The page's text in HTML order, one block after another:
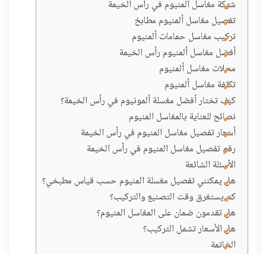
شركة مغاسل ألمنيوم في رأس الخيمة
تفصيل مغاسل ألمنيوم مطابخ
تركيب مغاسل حمامات ألمنيوم
أفضل مغاسل ألمنيوم رأس الخيمة
محلات مغاسل ألمنيوم
تكلفة مغاسل ألمنيوم
كيف تختار أفضل مغسلة ألمونيوم في رأس الخيمة؟
نصائح للعناية بالمغاسل المنيوم
أسعار تفصيل مغاسل المنيوم في رأس الخيمة
رقم تفصيل مغاسل المنيوم في رأس الخيمة
الأسئلة الشائعة
هل يمكنني تفصيل مغسلة المنيوم حسب قياس مطبخي؟
كم يستغرق وقت التصنيع والتركيب؟
هل تقدمون ضمان على المغاسل المنيوم؟
هل الأسعار تشمل التركيب؟
الخاتمة